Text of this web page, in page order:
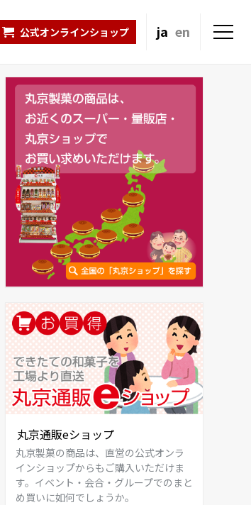
公式オンラインショップ ja en
丸京通販eショップ
丸京製菓の商品は、直営の公式オンラ
インショップからもご購入いただけま
す。イベント・会合・グループでのまと
め買いに如何でしょうか。